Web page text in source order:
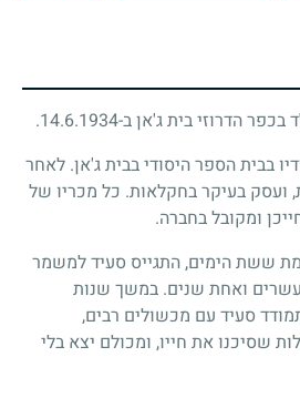
הדרוזי בית ג'אן ב-14.6.1934.
בבית הספר היסודי בבית ג'אן. לאחר
ועסק בעיקר בחקלאות. כל מכריו של
ומקובל בחברה.
מלחמת ששת הימים, התגייס סעיד למשמר
ואחת שנים. במשך שנות
סעיד עם מכשולים רבים,
שסיכנו את חייו, ומכולם יצא בלי